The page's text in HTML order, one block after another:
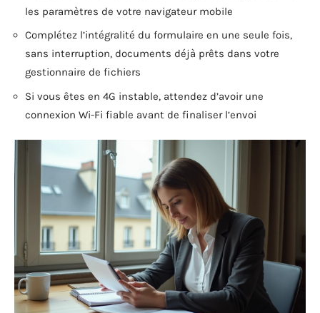
les paramètres de votre navigateur mobile
Complétez l’intégralité du formulaire en une seule fois,
sans interruption, documents déjà prêts dans votre
gestionnaire de fichiers
Si vous êtes en 4G instable, attendez d’avoir une
connexion Wi-Fi fiable avant de finaliser l’envoi